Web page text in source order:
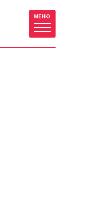
МЕНЮ